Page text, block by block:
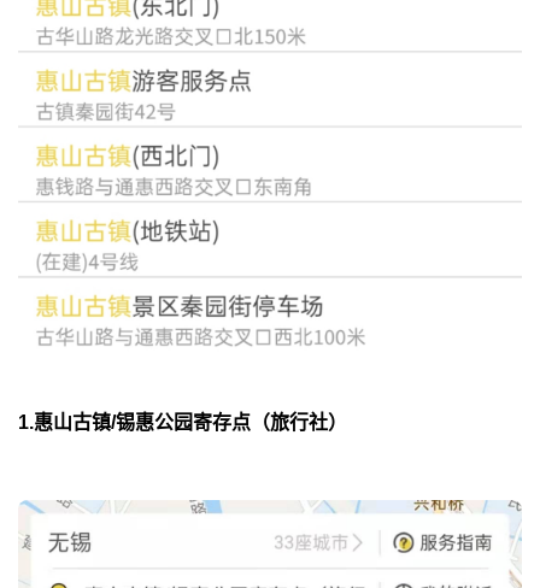
1.惠山古镇/锡惠公园寄存点（旅行社）